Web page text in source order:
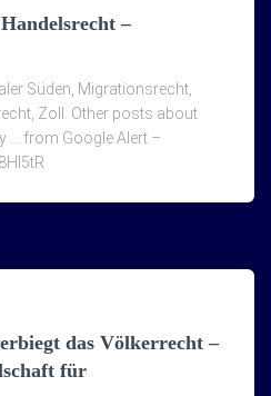
–
Süden, Migrationsrecht,
Zoll. Other posts about
… from Google Alert –
das Völkerrecht –
für